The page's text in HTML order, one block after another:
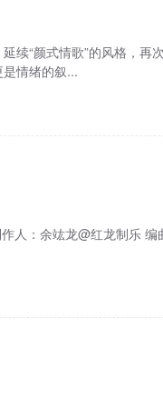
续“颜式情歌”的风格，再
情绪的叙...
人：余竑龙@红龙制乐 编